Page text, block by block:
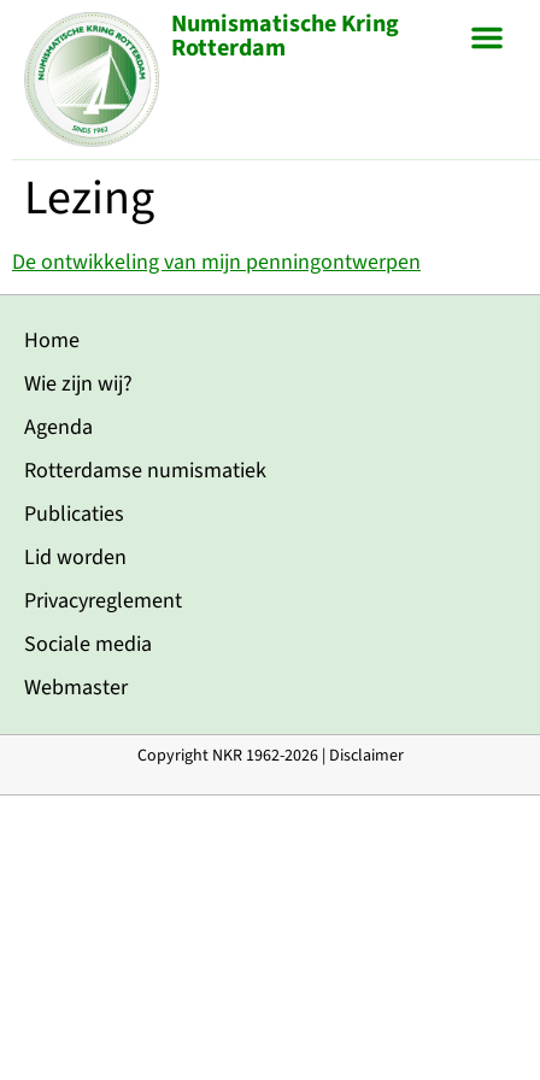
Numismatische Kring
Rotterdam
Lezing
De ontwikkeling van mijn penningontwerpen
Home
Wie zijn wij?
Agenda
Rotterdamse numismatiek
Publicaties
Lid worden
Privacyreglement
Sociale media
Webmaster
Copyright NKR 1962-2026 | Disclaimer